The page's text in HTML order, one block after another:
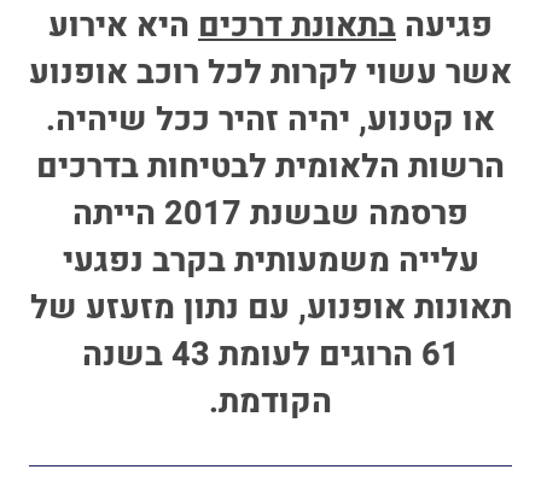
פגיעה בתאונת דרכים היא אירוע
אשר עשוי לקרות לכל רוכב אופנוע
או קטנוע, יהיה זהיר ככל שיהיה.
הרשות הלאומית לבטיחות בדרכים
פרסמה שבשנת 2017 הייתה
עלייה משמעותית בקרב נפגעי
תאונות אופנוע, עם נתון מזעזע של
61 הרוגים לעומת 43 בשנה
הקודמת.